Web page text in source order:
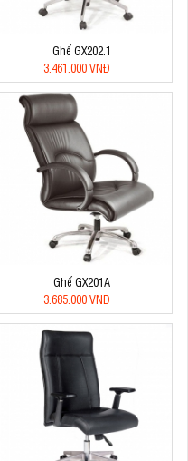
Ghế GX202.1
3.461.000 VNĐ
Ghế GX201A
3.685.000 VNĐ